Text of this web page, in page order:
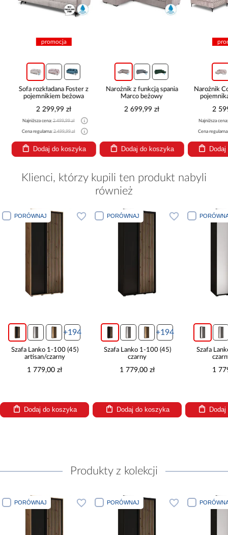
promocja
Sofa rozkładana Foster z
pojemnikiem beżowa
2 299,99 zł
Najniższa cena:2 499,99 zł
Cena regularna:2 499,99 zł
Dodaj do koszyka
Narożnik z funkcją spania
Marco beżowy
2 699,99 zł
Dodaj do koszyka
Narożnik
2
Najniższa
Cena
Klienci, którzy kupili ten produkt nabyli
również
PORÓWNAJ
+194
Szafa Lanko 1-100 (45)
artisan/czarny
1 779,00 zł
Dodaj do koszyka
PORÓWNAJ
+194
Szafa Lanko 1-100 (45)
czarny
1 779,00 zł
Dodaj do koszyka
Szafa
1
Produkty z kolekcji
PORÓWNAJ PORÓWNAJ